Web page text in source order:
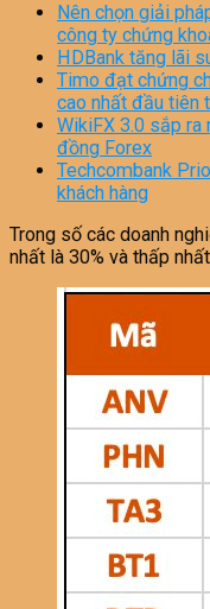
Nên chọn giải
công ty chứng
HDBank tăng lãi
Timo đạt chứng
cao nhất đầu tiên
WikiFX 3.0 sắp ra
đồng Forex
Techcombank
khách hàng
Trong số các doanh
nhất là 30% và thấp